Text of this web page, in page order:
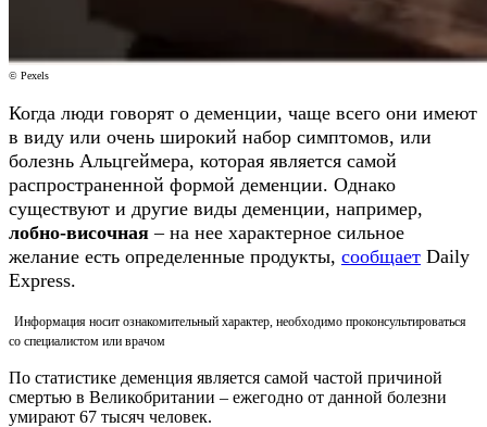
© Pexels
Когда люди говорят о деменции, чаще всего они имеют
в виду или очень широкий набор симптомов, или
болезнь Альцгеймера, которая является самой
распространенной формой деменции. Однако
существуют и другие виды деменции, например,
лобно-височная – на нее характерное сильное
желание есть определенные продукты, сообщает Daily
Express.
Информация носит ознакомительный характер, необходимо проконсультироваться
со специалистом или врачом
По статистике деменция является самой частой причиной
смертью в Великобритании – ежегодно от данной болезни
умирают 67 тысяч человек.